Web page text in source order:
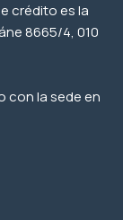
crédito es la
8665/4, 010
con la sede en